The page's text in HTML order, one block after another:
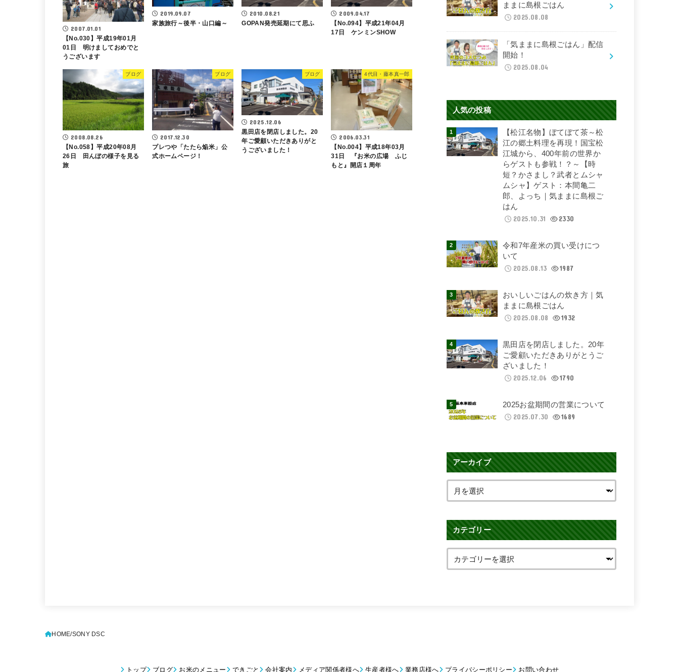
2007.01.01
【No.030】平成19年01月
01日 明けましておめでと
うございます
2019.09.07
家族旅行～後半・山口編～
2010.08.21
GOPAN発売延期にて思ふ
2009.04.17
【No.094】平成21年04月
17日 ケンミンSHOW
ブログ
2008.08.26
【No.058】平成20年08月
26日 田んぼの様子を見る
旅
ブログ
2017.12.30
プレつや「たたら焔米」公
式ホームページ！
ブログ
2025.12.06
黒田店を閉店しました。20
年ご愛顧いただきありがと
うございました！
4代目・藤本真一郎
2006.03.31
【No.004】平成18年03月
31日 『お米の広場 ふじ
もと』開店１周年
ままに島根ごはん
2025.08.08
「気ままに島根ごはん」配信
開始！
2025.08.04
人気の投稿
【松江名物】ぼてぼて茶～松
江の郷土料理を再現！国宝松
江城から、400年前の世界か
らゲストも参戦！？～【時
短？かさまし？武者とムシャ
ムシャ】ゲスト：本間亀二
郎、よっち｜気ままに島根ご
はん
2025.10.31
2330
令和7年産米の買い受けにつ
いて
2025.08.13
1987
おいしいごはんの炊き方｜気
ままに島根ごはん
2025.08.08
1932
黒田店を閉店しました。20年
ご愛顧いただきありがとうご
ざいました！
2025.12.06
1790
2025お盆期間の営業について
2025.07.30
1689
アーカイブ
カテゴリー
HOME SONY DSC
トップ ブログ お米のメニュー できごと 会社案内 メディア関係者様へ 生産者様へ 業務店様へ プライバシーポリシー お問い合わせ